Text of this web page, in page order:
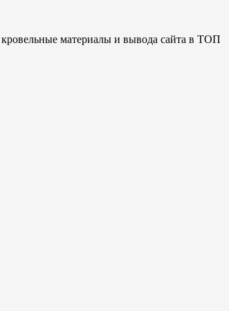
материалы и вывода сайта в ТОП